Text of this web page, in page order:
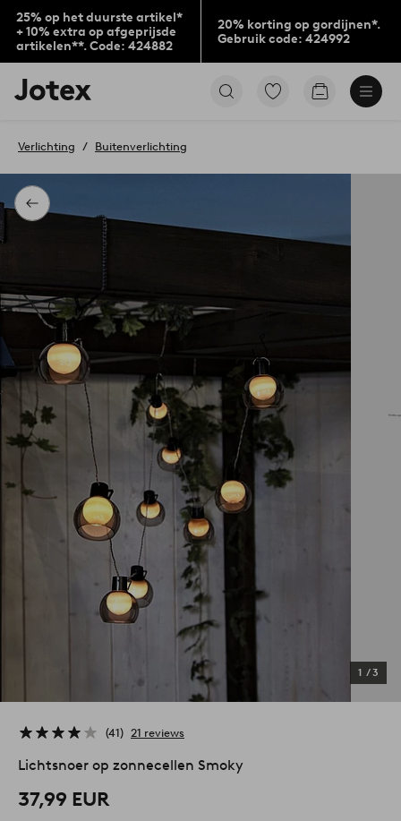
25% op het duurste artikel*
+ 10% extra op afgeprijsde
artikelen**. Code: 424882
20% korting op gordijnen*.
Gebruik code: 424992
Jotex
logo
to
home
page
Ga
Go
Terug
Verlichting Buitenverlichting
1 /3
41 21 reviews
Lichtsnoer op zonnecellen Smoky
37,99 EUR